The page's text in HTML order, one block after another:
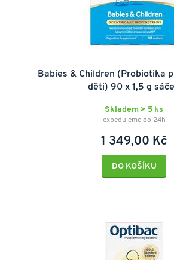
Babies & Children (Probiotika
děti) 90 x 1,5 g
Skladem > 5 ks
expedujeme do 24h
1 349,00 Kč
DO KOŠÍKU